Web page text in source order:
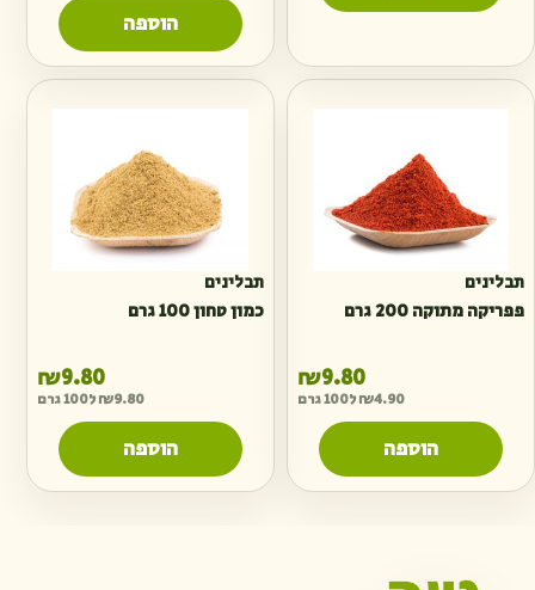
הוספה
תבלינים
פפריקה מתוקה 200 גרם
₪9.80
₪4.90 ל100 גרם
הוספה
תבלינים
כמון טחון 100 גרם
₪9.80
₪9.80 ל100 גרם
הוספה